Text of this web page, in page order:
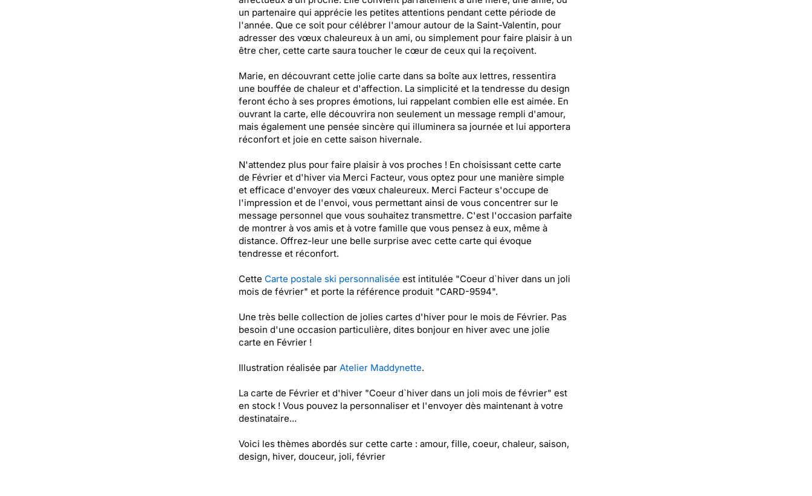
un partenaire qui apprécie les petites attentions pendant cette période de
l'année. Que ce soit pour célébrer l'amour autour de la Saint-Valentin, pour
adresser des vœux chaleureux à un ami, ou simplement pour faire plaisir à un
être cher, cette carte saura toucher le cœur de ceux qui la reçoivent.
Marie, en découvrant cette jolie carte dans sa boîte aux lettres, ressentira
une bouffée de chaleur et d'affection. La simplicité et la tendresse du design
feront écho à ses propres émotions, lui rappelant combien elle est aimée. En
ouvrant la carte, elle découvrira non seulement un message rempli d'amour,
mais également une pensée sincère qui illuminera sa journée et lui apportera
réconfort et joie en cette saison hivernale.
N'attendez plus pour faire plaisir à vos proches ! En choisissant cette carte
de Février et d'hiver via Merci Facteur, vous optez pour une manière simple
et efficace d'envoyer des vœux chaleureux. Merci Facteur s'occupe de
l'impression et de l'envoi, vous permettant ainsi de vous concentrer sur le
message personnel que vous souhaitez transmettre. C'est l'occasion parfaite
de montrer à vos amis et à votre famille que vous pensez à eux, même à
distance. Offrez-leur une belle surprise avec cette carte qui évoque
tendresse et réconfort.
Cette Carte postale ski personnalisée est intitulée "Coeur d`hiver dans un joli
mois de février" et porte la référence produit "CARD-9594".
Une très belle collection de jolies cartes d'hiver pour le mois de Février. Pas
besoin d'une occasion particulière, dites bonjour en hiver avec une jolie
carte en Février !
Illustration réalisée par Atelier Maddynette.
La carte de Février et d'hiver "Coeur d`hiver dans un joli mois de février" est
en stock ! Vous pouvez la personnaliser et l'envoyer dès maintenant à votre
destinataire...
Voici les thèmes abordés sur cette carte : amour, fille, coeur, chaleur, saison,
design, hiver, douceur, joli, février